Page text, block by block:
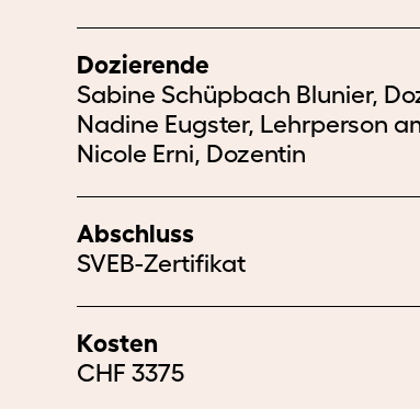
Dozierende
Sabine Schüpbach Blunier,
Nadine Eugster, Lehrperson
Nicole Erni, Dozentin
Abschluss
SVEB-Zertifikat
Kosten
CHF 3375